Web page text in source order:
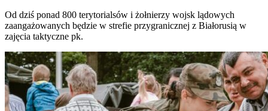
Od dziś ponad 800 terytorialsów i żołnierzy wojsk lądowych
zaangażowanych będzie w strefie przygranicznej z Białorusią w
zajęcia taktyczne pk.